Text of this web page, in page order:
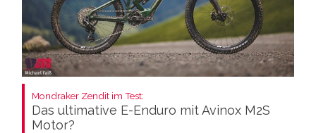
Mondraker Zendit im Test:
Das ultimative E-Enduro mit Avinox M2S
Motor?